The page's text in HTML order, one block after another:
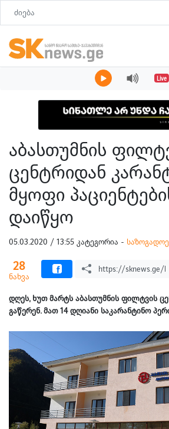
Live
აბასთუმნის
ცენტრიდან
მყოფი
დაიწყო
05.03.2020 / 13:55 კატეგორია -
28
ნახვა
დღეს, ხუთ მარტს აბასთუმნის ფილტვის
გაწერენ. მათ 14 დღიანი საკარანტინო